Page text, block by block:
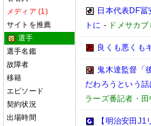
メディア (1)
サイトを推薦
選手
選手名鑑
故障者
移籍
エピソード
契約状況
出場時間
日本代表DF
トに - ドメサカ
良くも悪くも
鬼木達監督「
だわろうという
ラーズ番記者・
【明治安田